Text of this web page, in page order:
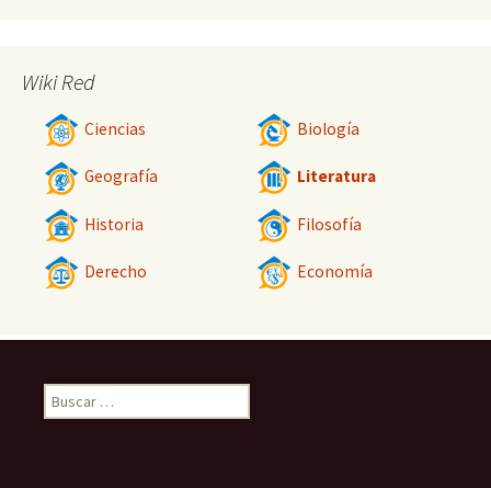
Wiki Red
Ciencias Biología
Geografía Literatura
Historia Filosofía
Derecho Economía
Buscar: